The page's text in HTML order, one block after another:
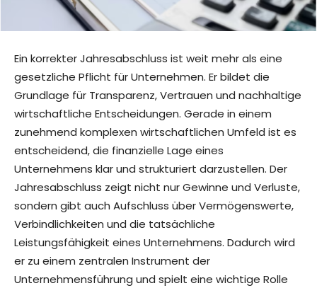
Ein korrekter Jahresabschluss ist weit mehr als eine
gesetzliche Pflicht für Unternehmen. Er bildet die
Grundlage für Transparenz, Vertrauen und nachhaltige
wirtschaftliche Entscheidungen. Gerade in einem
zunehmend komplexen wirtschaftlichen Umfeld ist es
entscheidend, die finanzielle Lage eines
Unternehmens klar und strukturiert darzustellen. Der
Jahresabschluss zeigt nicht nur Gewinne und Verluste,
sondern gibt auch Aufschluss über Vermögenswerte,
Verbindlichkeiten und die tatsächliche
Leistungsfähigkeit eines Unternehmens. Dadurch wird
er zu einem zentralen Instrument der
Unternehmensführung und spielt eine wichtige Rolle